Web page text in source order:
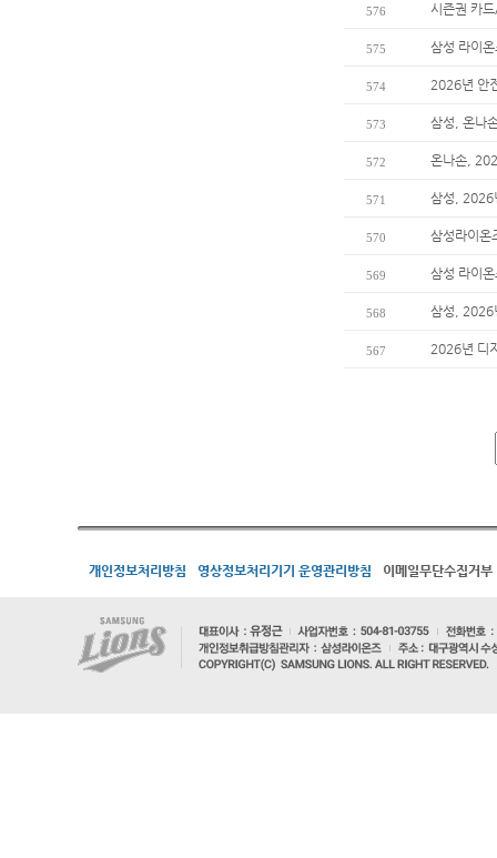
576 시즌권 카
575 삼성 라이
574 2026년 안
573 삼성, 온나
572 온나손,
571 삼성, 2026
570 삼성라이온
569 삼성 라이
568 삼성, 2026
567 2026년 디
개인정보처리방침 영상정보처리기기 운영관리방침 이메일무단수집거부